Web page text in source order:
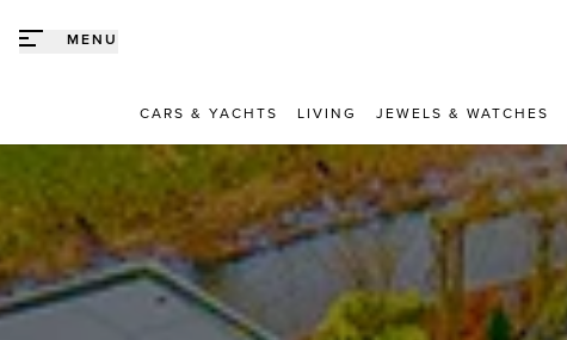
MENU
CARS & YACHTS LIVING JEWELS & WATCHES